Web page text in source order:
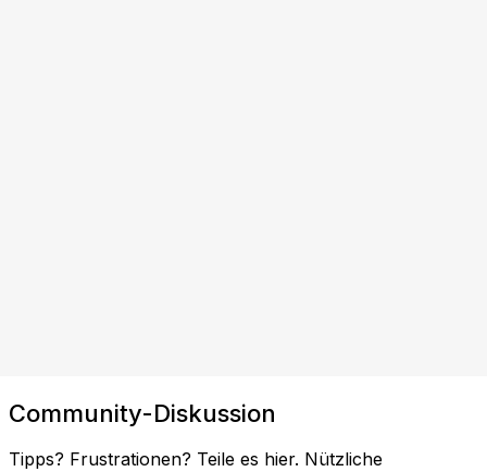
Community-Diskussion
Tipps? Frustrationen? Teile es hier. Nützliche